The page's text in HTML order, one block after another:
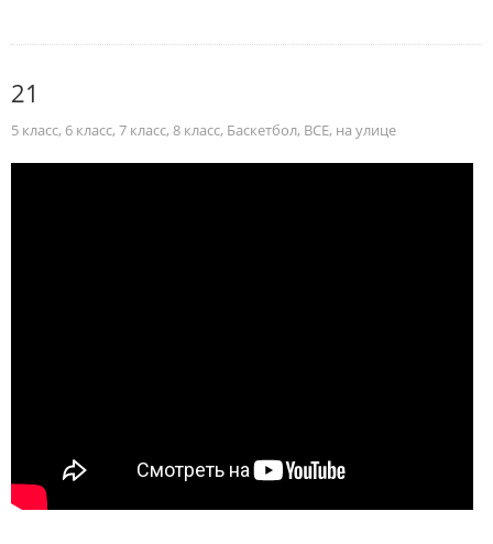
21
5 класс, 6 класс, 7 класс, 8 класс, Баскетбол, ВСЕ, на улице